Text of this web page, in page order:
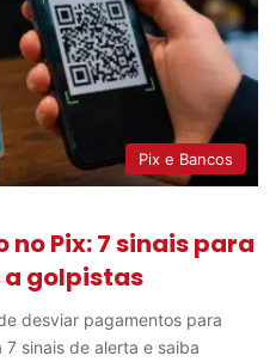
Pix e Bancos
no Pix: 7 sinais para
golpistas
desviar pagamentos para
sinais de alerta e saiba